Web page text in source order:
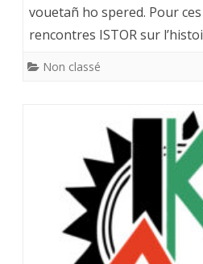
vouetañ ho spered. Pour
rencontres ISTOR sur
Non classé